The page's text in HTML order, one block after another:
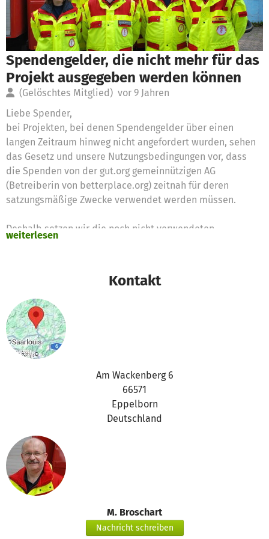
Spendengelder, die nicht mehr für das
Projekt ausgegeben werden können
(Gelöschtes Mitglied) vor 9 Jahren
Liebe Spender,
bei Projekten, bei denen Spendengelder über einen
langen Zeitraum hinweg nicht angefordert wurden, sehen
das Gesetz und unsere Nutzungsbedingungen vor, dass
die Spenden von der gut.org gemeinnützigen AG
(Betreiberin von betterplace.org) zeitnah für deren
satzungsmäßige Zwecke verwendet werden müssen.
Deshalb setzen wir die noch nicht verwendeten
Vielen Dank für Eure Unterstützung,
das betterplace.org-Team
weiterlesen
Kontakt
Am Wackenberg 6
66571
Eppelborn
Deutschland
M. Broschart
Nachricht schreiben